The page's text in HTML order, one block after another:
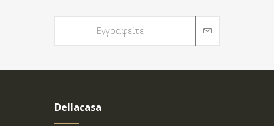
Dellacasa